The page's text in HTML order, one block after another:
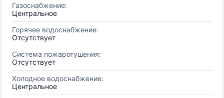
Газоснабжение:
Центральное
Горячее водоснабжение:
Отсутствует
Система пожаротушения:
Отсутствует
Холодное водоснабжение:
Центральное